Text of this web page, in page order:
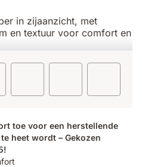
toe voor een herstellende
heet wordt – Gekozen